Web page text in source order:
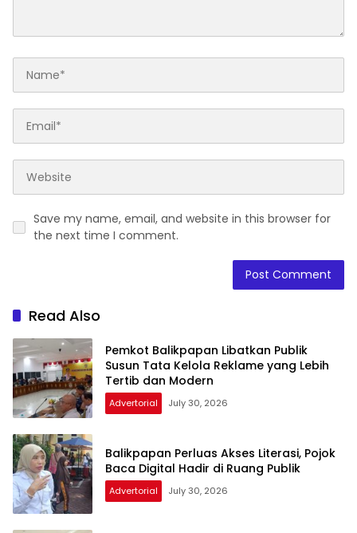
Save my name, email, and website in this browser for
the next time I comment.
Read Also
Pemkot Balikpapan Libatkan Publik
Susun Tata Kelola Reklame yang Lebih
Tertib dan Modern
Advertorial July 30, 2026
Balikpapan Perluas Akses Literasi, Pojok
Baca Digital Hadir di Ruang Publik
Advertorial July 30, 2026